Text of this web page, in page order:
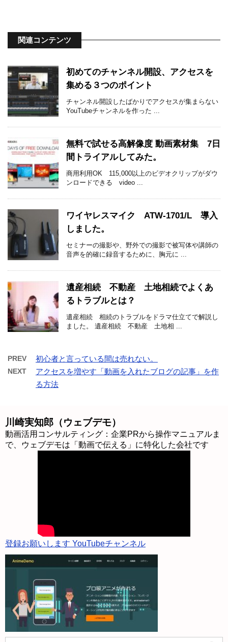
関連コンテンツ
初めてのチャンネル開設、アクセスを
集める３つのポイント
チャンネル開設したばかりでアクセスが集まらない
YouTubeチャンネルを作った ...
無料で試せる高解像度 動画素材集 7日
間トライアルしてみた。
商用利用OK 115,000以上のビデオクリップがダウ
ンロードできる video ...
ワイヤレスマイク ATW-1701/L 導入
しました。
セミナーの撮影や、野外での撮影で被写体や講師の
音声を的確に録音するために、胸元に ...
遺産相続 不動産 土地相続でよくあ
るトラブルとは？
遺産相続 相続のトラブルをドラマ仕立てで解説し
ました。 遺産相続 不動産 土地相 ...
PREV 初心者と言っている間は売れない。
NEXT
アクセスを増やす「動画を入れたブログの記事」を作
る方法
川崎実知郎（ウェブデモ）
動画活用コンサルティング：企業PRから操作マニュアルま
で、ウェブデモは「動画で伝える」に特化した会社です
登録お願いします YouTubeチャンネル